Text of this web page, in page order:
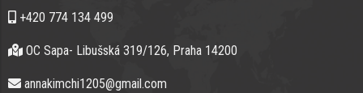
+420 774 134 499
OC Sapa- Libušská 319/126, Praha 14200
annakimchi1205@gmail.com